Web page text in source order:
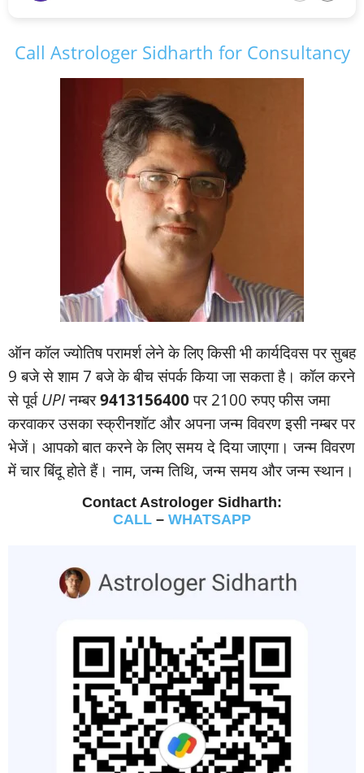
Call Astrologer Sidharth for Consultancy
ऑन कॉल ज्‍योतिष परामर्श लेने के लिए किसी भी कार्यदिवस पर सुबह
9 बजे से शाम 7 बजे के बीच संपर्क किया जा सकता है। कॉल करने
से पूर्वUPIनम्‍बर9413156400पर 2100 रुपए फीस जमा
करवाकर उसका स्‍क्रीनशॉट और अपना जन्‍म विवरण इसी नम्‍बर पर
भेजें। आपको बात करने के लिए समय दे दिया जाएगा। जन्‍म विवरण
में चार बिंदू होते हैं। नाम, जन्‍म तिथि, जन्‍म समय और जन्‍म स्‍थान।
Contact Astrologer Sidharth:
CALL – WHATSAPP